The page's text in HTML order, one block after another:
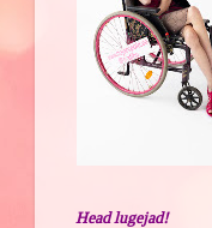
Head lugejad!